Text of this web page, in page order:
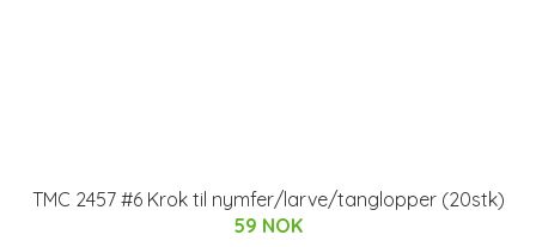
TMC 2457 #6 Krok til nymfer/larve/tanglopper (20stk)
59 NOK